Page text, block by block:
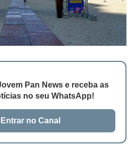
Pan News e receba as
no seu WhatsApp!
Entrar no Canal